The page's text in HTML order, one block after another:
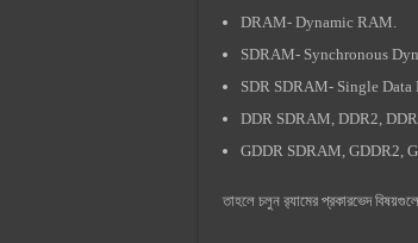
DRAM- Dynamic RAM.
SDRAM- Synchronous
SDR SDRAM- Single Data
DDR SDRAM, DDR2,
GDDR SDRAM, GDDR2,
তাহলে চলুন র‍্যামের প্রকারভেদ